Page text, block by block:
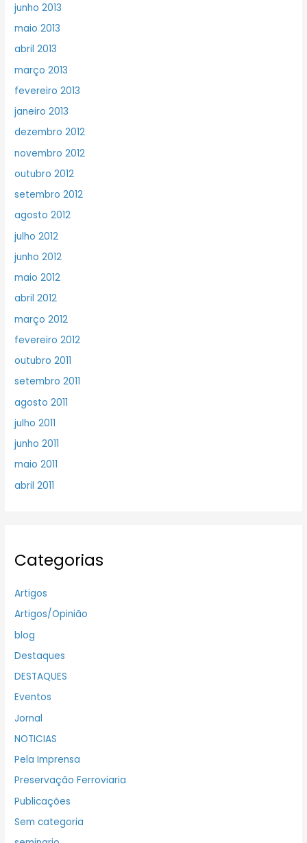
junho 2013
maio 2013
abril 2013
março 2013
fevereiro 2013
janeiro 2013
dezembro 2012
novembro 2012
outubro 2012
setembro 2012
agosto 2012
julho 2012
junho 2012
maio 2012
abril 2012
março 2012
fevereiro 2012
outubro 2011
setembro 2011
agosto 2011
julho 2011
junho 2011
maio 2011
abril 2011
Categorias
Artigos
Artigos/Opinião
blog
Destaques
DESTAQUES
Eventos
Jornal
NOTICIAS
Pela Imprensa
Preservação Ferroviaria
Publicações
Sem categoria